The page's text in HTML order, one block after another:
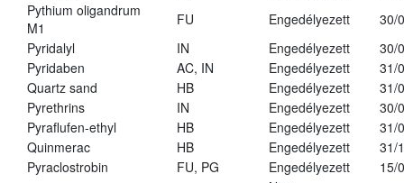
Pythium oligandrum
M1
FU Engedélyezett
30/
Pyridalyl
IN Engedélyezett
30/
Pyridaben
AC, IN Engedélyezett
31/
Quartz sand
HB Engedélyezett
31/
Pyrethrins
IN Engedélyezett
30/
Pyraflufen-ethyl
HB Engedélyezett
31/
Quinmerac
HB Engedélyezett
31/
Pyraclostrobin
FU, PG Engedélyezett
15/